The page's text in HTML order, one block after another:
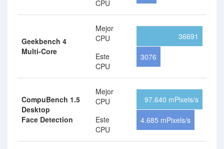
CPU
Geekbench 4
Multi-Core
Mejor
CPU
Este
CPU
36691
3076
CompuBench 1.5
Desktop
Face Detection
Mejor
CPU
Este
CPU
97.640 mPixels/s
4.685 mPixels/s